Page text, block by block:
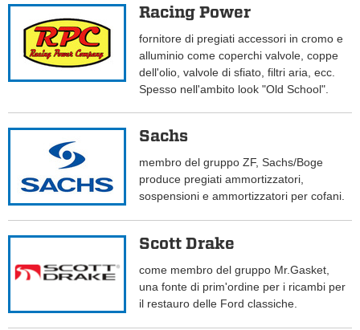
Racing Power
fornitore di pregiati accessori in cromo e
alluminio come coperchi valvole, coppe
dell'olio, valvole di sfiato, filtri aria, ecc.
Spesso nell'ambito look "Old School".
Sachs
membro del gruppo ZF, Sachs/Boge
produce pregiati ammortizzatori,
sospensioni e ammortizzatori per cofani.
Scott Drake
come membro del gruppo Mr.Gasket,
una fonte di prim'ordine per i ricambi per
il restauro delle Ford classiche.